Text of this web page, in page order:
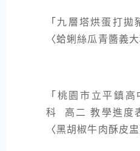
「 九層塔烘蛋打拋
〈蛤蜊絲瓜青醬義
「 桃園市立平鎮
科 高二 教學進度
〈黑胡椒牛肉酥皮盅